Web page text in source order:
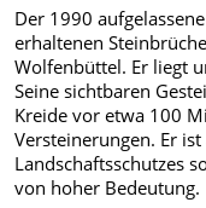
Der 1990
erhaltenen
Wolfenbüttel. Er liegt
Seine sichtbaren
Kreide vor etwa 100
Versteinerungen. Er
Landschaftsschutzes
von hoher Bedeutung.